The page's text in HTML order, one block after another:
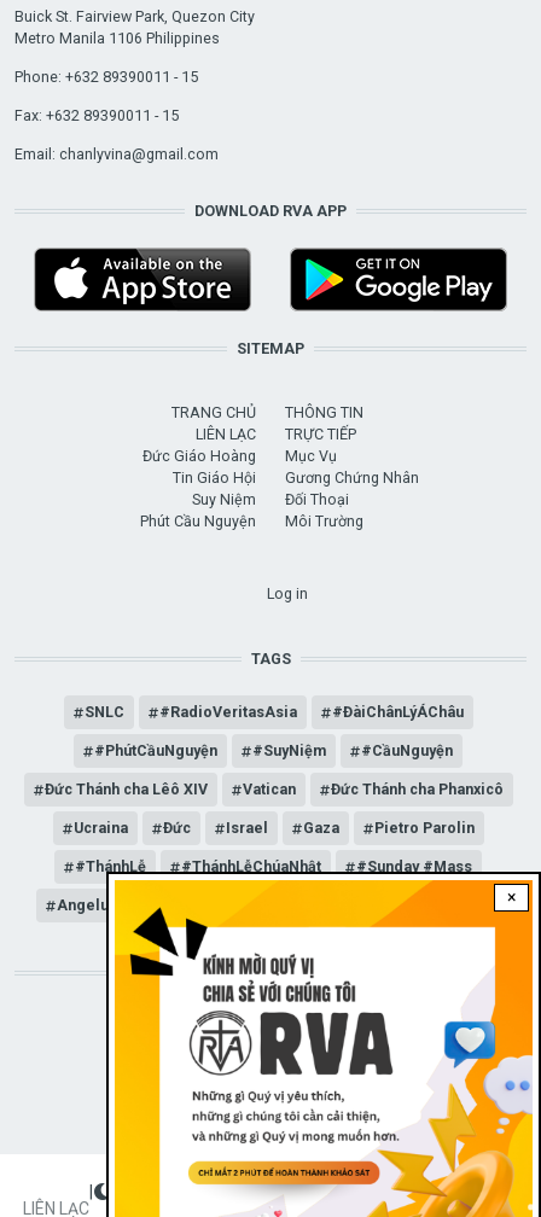
×
Buick St. Fairview Park, Quezon City
Metro Manila 1106 Philippines
Phone: +632 89390011 - 15
Fax: +632 89390011 - 15
Email: chanlyvina@gmail.com
DOWNLOAD RVA APP
SITEMAP
TRANG CHỦ
LIÊN LẠC
Đức Giáo Hoàng
Tin Giáo Hội
Suy Niệm
Phút Cầu Nguyện
THÔNG TIN
TRỰC TIẾP
Mục Vụ
Gương Chứng Nhân
Đối Thoại
Môi Trường
Log in
TAGS
SNLC #RadioVeritasAsia #ĐàiChânLýÁChâu
#PhútCầuNguyện #SuyNiệm #CầuNguyện
Đức Thánh cha Lêô XIV Vatican Đức Thánh cha Phanxicô
Ucraina Đức Israel Gaza Pietro Parolin
#ThánhLễ #ThánhLễChúaNhật #Sunday #Mass
Angelus Đức Giáo hoàng Lêô XIV General Audience
STAY CONNECTED WITH US!
FOOTER
LIÊN LẠC